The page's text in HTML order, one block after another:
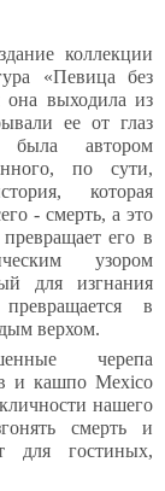
коллекции
«Певица без
выходила из
ее от глаз
была автором
по сути,
которая
- смерть, а это
его в
узором
для изгнания
в
верхом.
черепа
и кашпо Mexico
нашего
смерть и
для гостиных,